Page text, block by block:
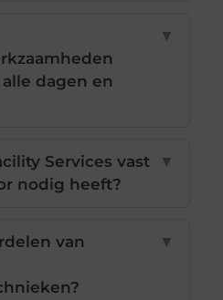
dagen en
▼
Services vast
nodig heeft?
▼
van
▼